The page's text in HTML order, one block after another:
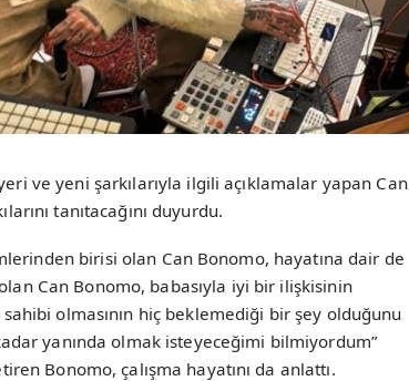
ve yeni şarkılarıyla ilgili açıklamalar yapan Can
tanıtacağını duyurdu.
birisi olan Can Bonomo, hayatına dair de
Can Bonomo, babasıyla iyi bir ilişkisinin
olmasının hiç beklemediği bir şey olduğunu
yanında olmak isteyeceğimi bilmiyordum”
Bonomo, çalışma hayatını da anlattı.